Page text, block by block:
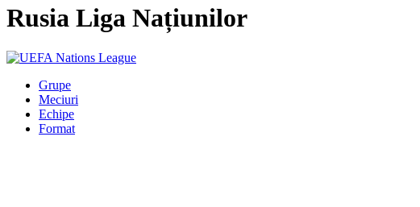
Rusia Liga Națiunilor
Grupe
Meciuri
Echipe
Format